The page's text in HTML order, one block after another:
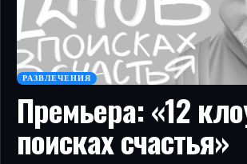
РАЗВЛЕЧЕНИЯ
Премьера: «12
поисках счастья»